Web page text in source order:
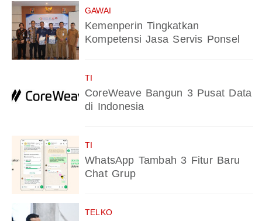
GAWAI
Kemenperin Tingkatkan
Kompetensi Jasa Servis Ponsel
TI
CoreWeave Bangun 3 Pusat Data
di Indonesia
TI
WhatsApp Tambah 3 Fitur Baru
Chat Grup
TELKO